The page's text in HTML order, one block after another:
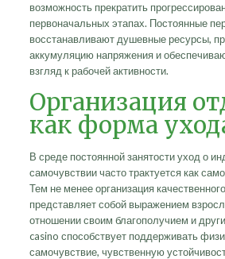
возможность прекратить
первоначальных этапах. Постоянные
восстанавливают душевные ресурсы,
аккумуляцию напряжения и
взгляд к рабочей активности.
Организация
как форма
В среде постоянной занятости уход о
самочувствии часто трактуется как
Тем не менее организация
представляет собой выражением
отношении своим благополучием и
casino способствует поддерживать
самочувствие, чувственную